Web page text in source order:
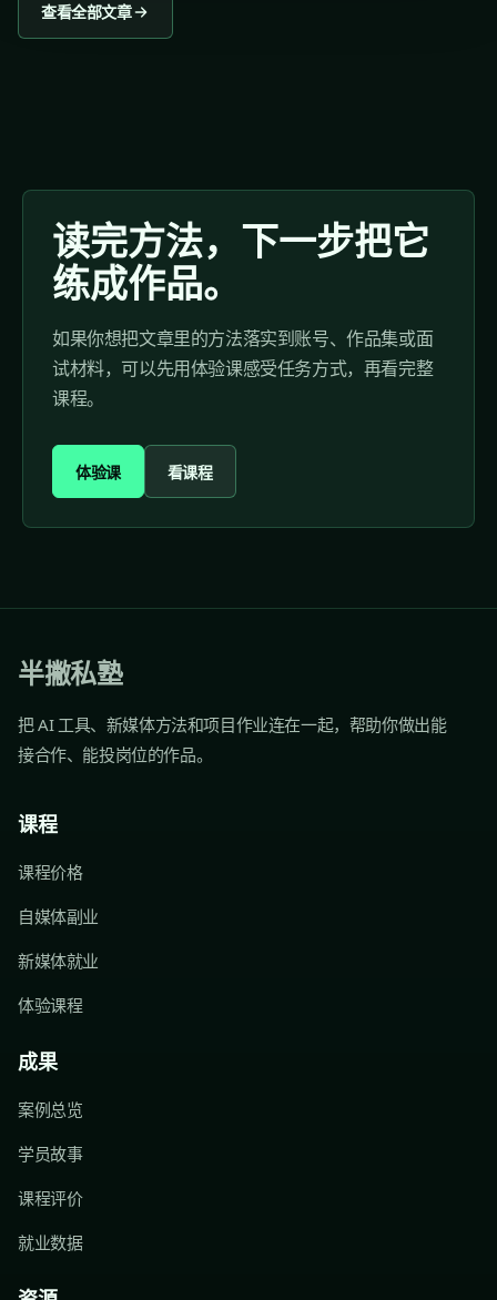
查看全部文章
读完方法，下一步把它
练成作品。
如果你想把文章里的方法落实到账号、作品集或面
试材料，可以先用体验课感受任务方式，再看完整
课程。
体验课 看课程
半撇私塾
把 AI 工具、新媒体方法和项目作业连在一起，帮助你做出能
接合作、能投岗位的作品。
课程
课程价格
自媒体副业
新媒体就业
体验课程
成果
案例总览
学员故事
课程评价
就业数据